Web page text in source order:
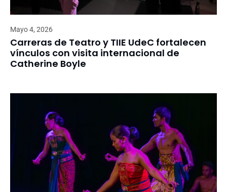
Mayo 4, 2026
Carreras de Teatro y TIIE UdeC fortalecen
vínculos con visita internacional de
Catherine Boyle